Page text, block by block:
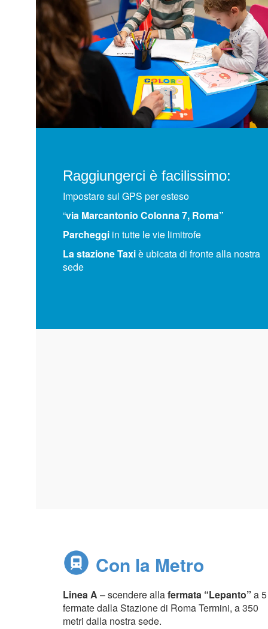
Raggiungerci è facilissimo:
Impostare sul GPS per esteso
“via Marcantonio Colonna 7, Roma”
Parcheggiin tutte le vie limitrofe
La stazione Taxiè ubicata di fronte alla nostra
sede
Con la Metro
Linea A – scendere allafermata “Lepanto” a 5
fermate dalla Stazione di Roma Termini, a 350
metri dalla nostra sede.